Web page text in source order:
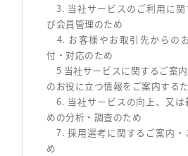
3. 当社サービスのご利用に関
び会員管理のため
4. お客様やお取引先からの
付・対応のため
5 当社サービスに関するご案
のお役に立つ情報をご案内する
6. 当社サービスの向上、又は
めの分析・調査のため
7. 採用選考に関するご案内・
め